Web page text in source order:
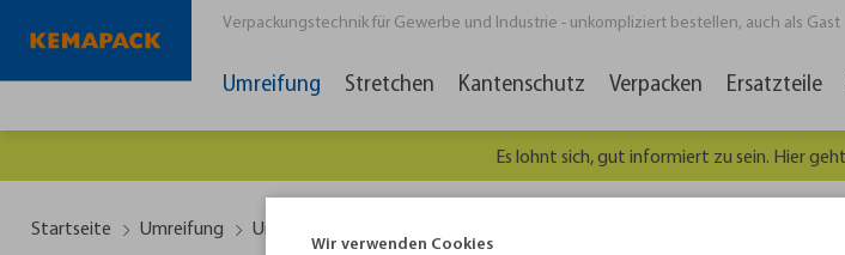
Verpackungstechnik für Gewerbe und Industrie - unkompliziert bestellen, auch als Gast
Umreifung Stretchen Kantenschutz Verpacken Ersatzteile
Es lohnt sich, gut informiert zu sein. Hier
Startseite Umreifung Umreifungsband
Wir verwenden Cookies